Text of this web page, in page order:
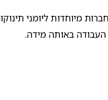
באותה מידה.